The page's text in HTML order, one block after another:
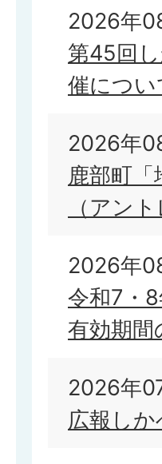
2026年
第45回
催につい
2026年
鹿部町
（アン
2026年
令和7・
有効期間
2026年
広報し